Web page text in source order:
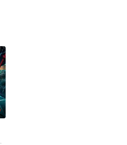
了舞蹈生涯。朱音为了支
立“斩毒行动”专案组，借调警员安迪参战
奇的神像杀人事件，勘案过程中，牵引